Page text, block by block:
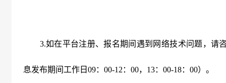
3.如在平台注册、报名期间遇到网络技术问题，请
息发布期间工作日 09： 00-12 ： 00， 13： 00-18： 00）。